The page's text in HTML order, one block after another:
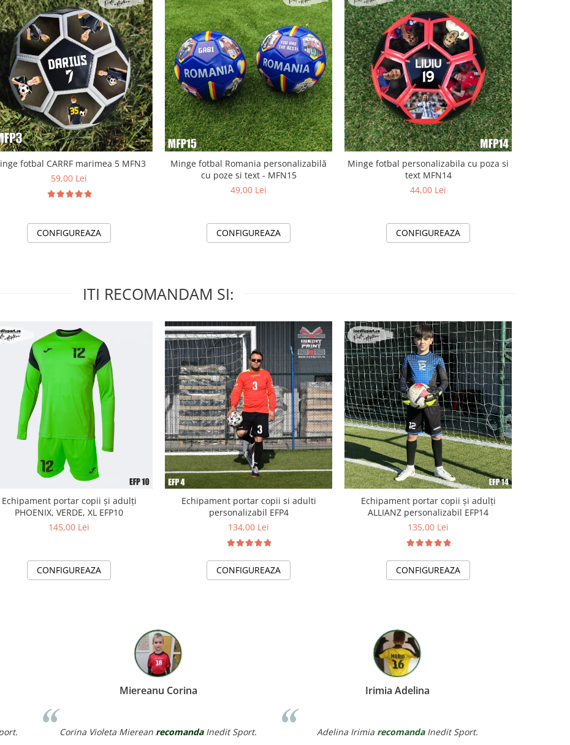
fotbal CARRF marimea 5 MFN3
59,00 Lei
CONFIGUREAZA
Minge fotbal Romania personalizabilă
cu poze si text - MFN15
49,00 Lei
CONFIGUREAZA
Minge fotbal personalizabila cu poza si
text MFN14
44,00 Lei
CONFIGUREAZA
ITI RECOMANDAM SI:
Echipament portar copii și adulți
PHOENIX, VERDE, XL EFP10
145,00 Lei
CONFIGUREAZA
Echipament portar copii si adulti
personalizabil EFP4
134,00 Lei
CONFIGUREAZA
Echipament portar copii și adulți
ALLIANZ personalizabil EFP14
135,00 Lei
CONFIGUREAZA
MP Fotbal CS Academia
CS Academia MP Fotbal recomanda Inedit Sport.
Miereanu Corina
Corina Violeta Miereanrecomanda Inedit Sport.